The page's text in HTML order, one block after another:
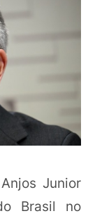
Junior
Brasil no